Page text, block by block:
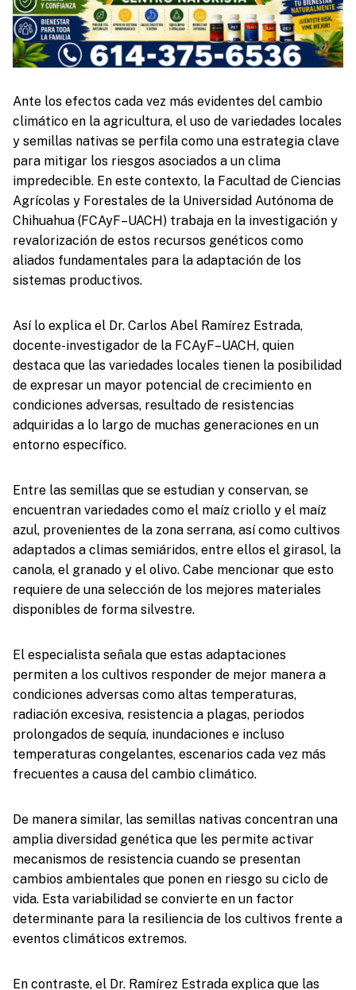
Ante los efectos cada vez más evidentes del cambio
climático en la agricultura, el uso de variedades locales
y semillas nativas se perfila como una estrategia clave
para mitigar los riesgos asociados a un clima
impredecible. En este contexto, la Facultad de Ciencias
Agrícolas y Forestales de la Universidad Autónoma de
Chihuahua (FCAyF–UACH) trabaja en la investigación y
revalorización de estos recursos genéticos como
aliados fundamentales para la adaptación de los
sistemas productivos.
Así lo explica el Dr. Carlos Abel Ramírez Estrada,
docente-investigador de la FCAyF–UACH, quien
destaca que las variedades locales tienen la posibilidad
de expresar un mayor potencial de crecimiento en
condiciones adversas, resultado de resistencias
adquiridas a lo largo de muchas generaciones en un
entorno específico.
Entre las semillas que se estudian y conservan, se
encuentran variedades como el maíz criollo y el maíz
azul, provenientes de la zona serrana, así como cultivos
adaptados a climas semiáridos, entre ellos el girasol, la
canola, el granado y el olivo. Cabe mencionar que esto
requiere de una selección de los mejores materiales
disponibles de forma silvestre.
El especialista señala que estas adaptaciones
permiten a los cultivos responder de mejor manera a
condiciones adversas como altas temperaturas,
radiación excesiva, resistencia a plagas, periodos
prolongados de sequía, inundaciones e incluso
temperaturas congelantes, escenarios cada vez más
frecuentes a causa del cambio climático.
De manera similar, las semillas nativas concentran una
amplia diversidad genética que les permite activar
mecanismos de resistencia cuando se presentan
cambios ambientales que ponen en riesgo su ciclo de
vida. Esta variabilidad se convierte en un factor
determinante para la resiliencia de los cultivos frente a
eventos climáticos extremos.
En contraste, el Dr. Ramírez Estrada explica que las